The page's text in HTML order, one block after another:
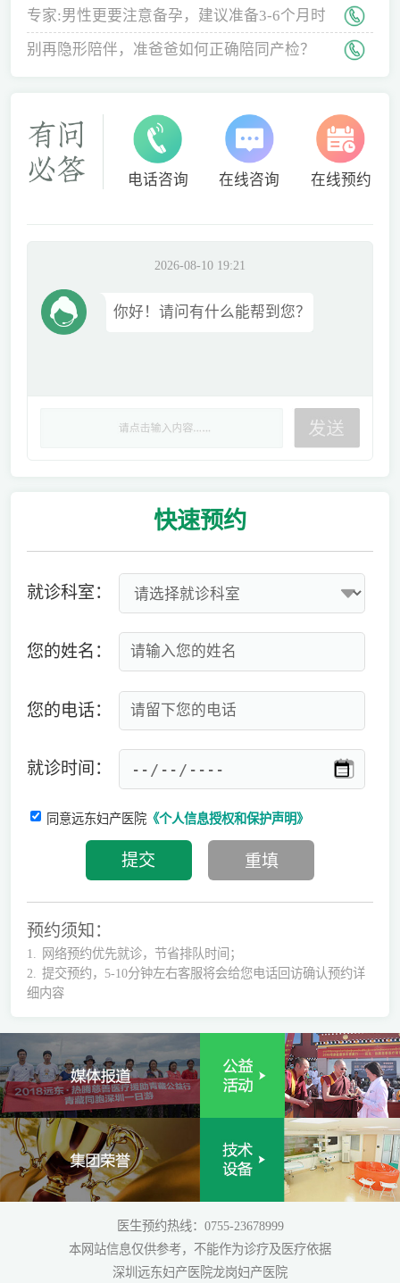
专家:男性更要注意备孕，建议准备3-6个月时
间
别再隐形陪伴，准爸爸如何正确陪同产检？
电话咨询 在线咨询 在线预约
2026-08-10 19:21
你好！请问有什么能帮到您？
快速预约
就诊科室：
您的姓名：
您的电话：
就诊时间：
同意远东妇产医院《个人信息授权和保护声明》
预约须知：
1.
网络预约优先就诊，节省排队时间；
2.
提交预约，5-10分钟左右客服将会给您电话回访确认预约详
细内容
医生预约热线：0755-23678999
本网站信息仅供参考，不能作为诊疗及医疗依据
深圳远东妇产医院龙岗妇产医院